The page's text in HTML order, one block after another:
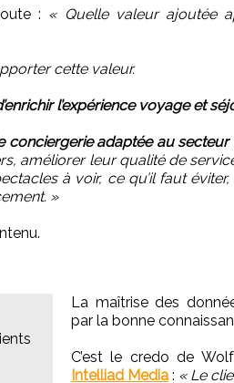
: « Quelle valeur ajoutée
cette valeur.
l’expérience voyage et
conciergerie adaptée au
améliorer leur qualité de
à voir, ce qu’il faut
»
La maîtrise des
par la bonne
C’est le credo de
Intelliad Media : « Le